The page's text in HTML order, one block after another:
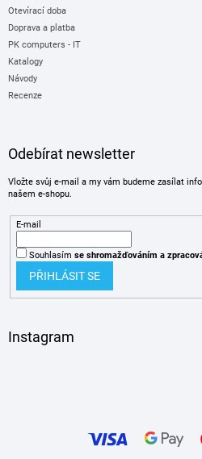
Otevírací doba
Doprava a platba
PK computers - IT
Katalogy
Návody
Recenze
Odebírat newsletter
Vložte svůj e-mail a my vám budeme zasílat
našem e-shopu.
E-mail
Souhlasím se shromažďováním a
PŘIHLÁSIT SE
Instagram